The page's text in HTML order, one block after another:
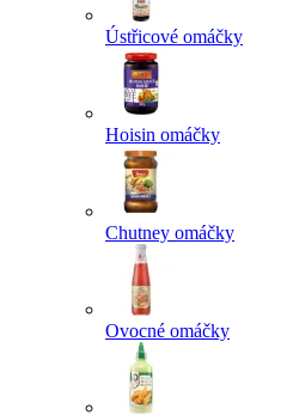
Ústřicové omáčky
Hoisin omáčky
Chutney omáčky
Ovocné omáčky